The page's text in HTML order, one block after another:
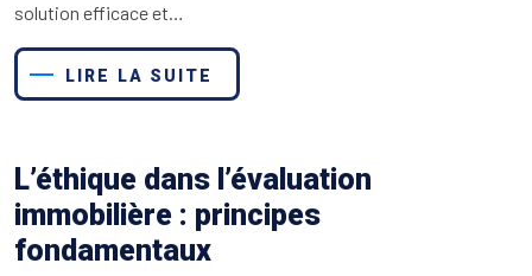
solution efficace et…
LIRE LA SUITE
L’éthique dans l’évaluation
immobilière : principes
fondamentaux